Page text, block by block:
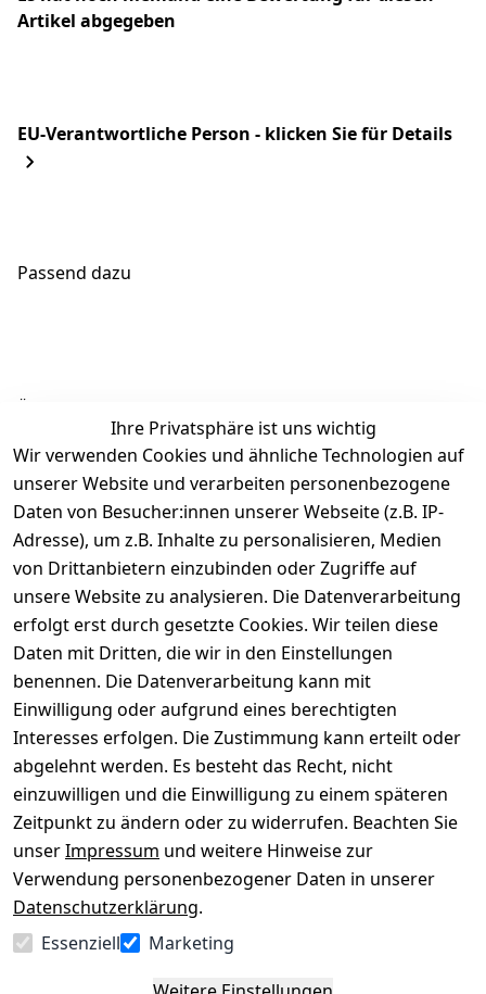
Artikel abgegeben
EU-Verantwortliche Person - klicken Sie für Details
Passend dazu
Ähnliche Produkte
Ihre Privatsphäre ist uns wichtig
Wir verwenden Cookies und ähnliche Technologien auf
unserer Website und verarbeiten personenbezogene
Daten von Besucher:innen unserer Webseite (z.B. IP-
Adresse), um z.B. Inhalte zu personalisieren, Medien
von Drittanbietern einzubinden oder Zugriffe auf
unsere Website zu analysieren. Die Datenverarbeitung
erfolgt erst durch gesetzte Cookies. Wir teilen diese
Daten mit Dritten, die wir in den Einstellungen
benennen. Die Datenverarbeitung kann mit
Einwilligung oder aufgrund eines berechtigten
Interesses erfolgen. Die Zustimmung kann erteilt oder
abgelehnt werden. Es besteht das Recht, nicht
einzuwilligen und die Einwilligung zu einem späteren
Zeitpunkt zu ändern oder zu widerrufen. Beachten Sie
unserImpressum und weitere Hinweise zur
Verwendung personenbezogener Daten in unserer
Datenschutzerklärung.
Essenziell
Marketing
Rechtliches
AGB
Impressum
Datenschutze
rklärung
Barrierefreihe
itserklärung
Widerrufsrec
ht
Über uns
Kontakt
Registrieren
Kataloge zum
Download
Pflege &
Kundendienst
Kiefermöbel
Hilfe
Wir
versenden
mit
Zahle
bequem per
Vertrag
widerrufen